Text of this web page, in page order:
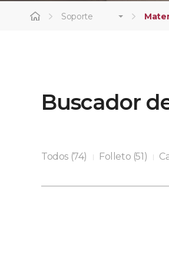
Soporte
Buscador
Todos (74) | Folleto (51) |